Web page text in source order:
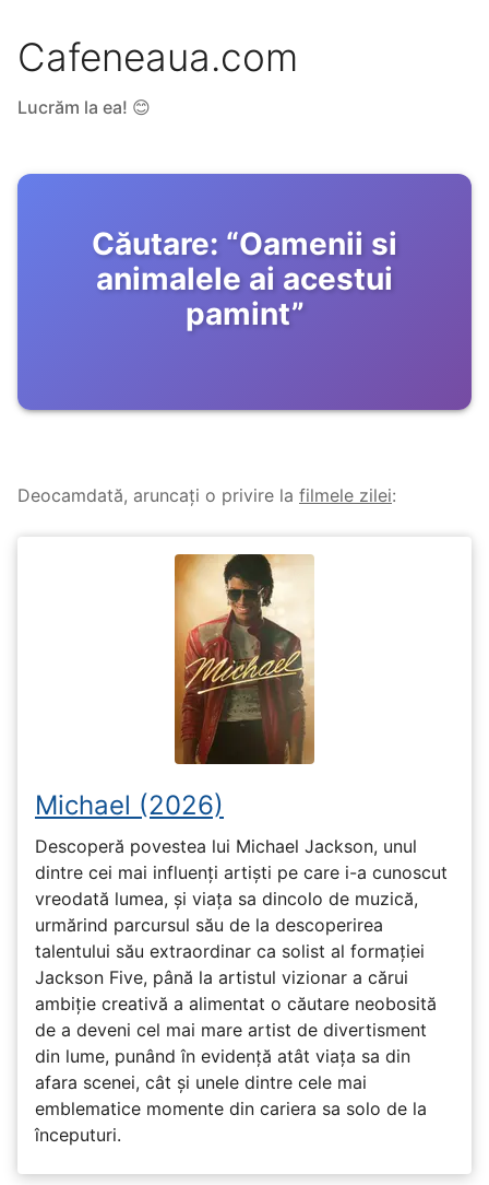
Cafeneaua.com
Lucrăm la ea! 😊
Căutare: “Oamenii si
animalele ai acestui
pamint”
Deocamdată, aruncați o privire la filmele zilei:
Michael (2026)
Descoperă povestea lui Michael Jackson, unul
dintre cei mai influenți artiști pe care i-a cunoscut
vreodată lumea, și viața sa dincolo de muzică,
urmărind parcursul său de la descoperirea
talentului său extraordinar ca solist al formației
Jackson Five, până la artistul vizionar a cărui
ambiție creativă a alimentat o căutare neobosită
de a deveni cel mai mare artist de divertisment
din lume, punând în evidență atât viața sa din
afara scenei, cât și unele dintre cele mai
emblematice momente din cariera sa solo de la
începuturi.